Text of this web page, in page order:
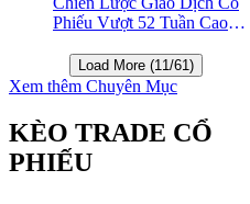
Phiếu Vượt 52 Tuần Cao
Screener
Load More (11/61)
Xem thêm Chuyên Mục
KÈO TRADE CỔ
PHIẾU